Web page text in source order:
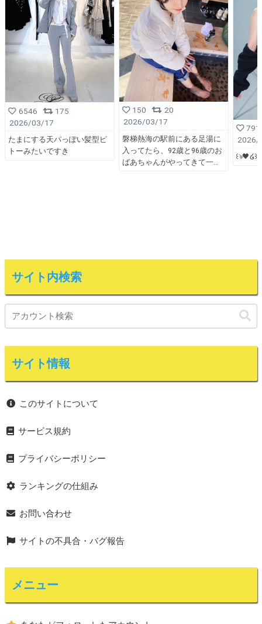
6546
175
2026/03/17
たまにする天パっぽい髪型ピ
トーみたいですき
150
20
2026/03/17
磐梯熱海の駅前にある足湯に
入ってたら、92歳と96歳のお
ばあちゃんがやってきて一
791
2026/
꒰ঌ🖤໒꒱
サイト内検索
サイト情報
このサイトについて
サービス規約
プライバシーポリシー
ランキングの仕組み
お問い合わせ
サイトの不具合・バグ報告
メニュー